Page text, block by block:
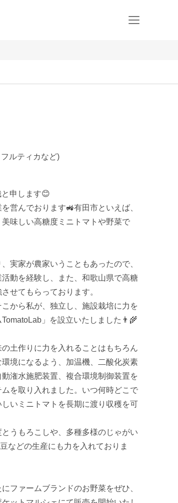
ルティカなど)
申します😊
営んでおります🚜有田市といえば、
味しい高糖度ミニトマトや野菜で
実家が農家いうこともあったので、
動を経験し、また、和歌山県で高糖
せてもらっております。
から私が、独立し、施設栽培に力を
」を設立いたしました👨‍🌾
土作りに力を入れることはもちろん
境になるよう、加温機、二酸化炭素
潅水施肥装置、複合環境制御装置を
を取り入れました。いつ何時どこで
いミニトマトを長期に渡り収穫を可
うもろこしや、多種多様のじゃがい
などの生産にも力を入れておりま
ファームブランドのお野菜をぜひ、